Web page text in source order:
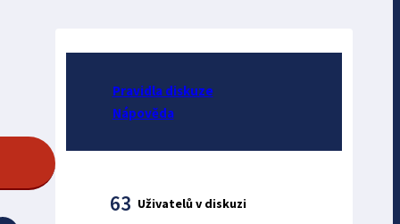
Pravidla diskuze
Nápověda
63 Uživatelů v diskuzi